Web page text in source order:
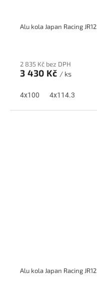
Alu kola Japan Racing
2 835 Kč bez DPH
3 430 Kč / ks
4x100 4x114.3
Alu kola Japan Racing